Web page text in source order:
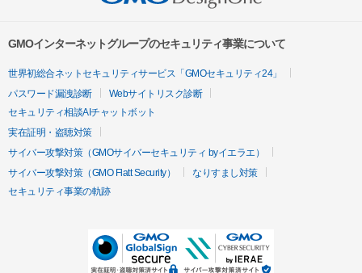
GMOインターネットグループのセキュリティ事業について
世界初総合ネットセキュリティサービス「GMOセキュリティ24」
パスワード漏洩診断
Webサイトリスク診断
セキュリティ相談AIチャットボット
実在証明・盗聴対策
サイバー攻撃対策（GMOサイバーセキュリティ byイエラエ）
サイバー攻撃対策（GMO Flatt Security）
なりすまし対策
セキュリティ事業の軌跡